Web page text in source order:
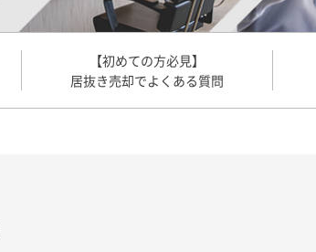
【初めての方必見】
居抜き売却でよくある質問